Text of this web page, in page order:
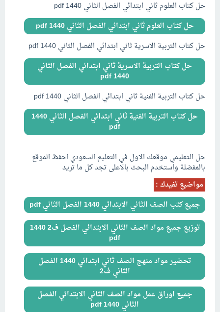
حل كتاب العلوم ثاني ابتدائي الفصل الثاني 1440 pdf
حل كتاب العلوم ثاني ابتدائي الفصل الثاني 1440 pdf
حل كتاب التربية الاسرية ثاني ابتدائي الفصل الثاني 1440 pdf
حل كتاب التربية الاسرية ثاني ابتدائي الفصل الثاني
1440 pdf
حل كتاب التربية الفنية ثاني ابتدائي الفصل الثاني 1440 pdf
حل كتاب التربية الفنية ثاني ابتدائي الفصل الثاني 1440
pdf
حل التعليمي موقعك الاول في التعليم السعودي احفظ الموقع
بالمفضلة واستخدم البحث بالاعلى تجد كل ما تريد
مواضيع تفيدك :
جميع كتب الصف الثاني الابتدائي 1440 الفصل الثاني pdf
توزيع جميع مواد الصف الثاني الابتدائي الفصل ف2 1440
pdf
تحضير مواد منهج الصف ثاني ابتدائي 1440 الفصل
الثاني ف2
جميع اوراق عمل مواد الصف الثاني الابتدائي الفصل
الثاني 1440 pdf